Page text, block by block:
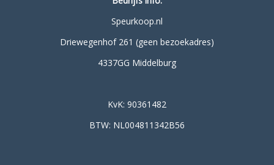
Speurkoop.nl
Driewegenhof 261 (geen bezoekadres)
4337GG Middelburg
KvK: 90361482
BTW: NL004811342B56